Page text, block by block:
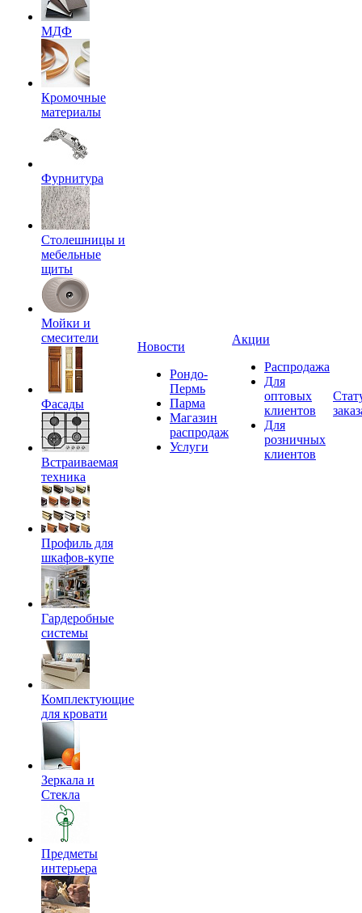
МДФ
Кромочные
материалы
Фурнитура
Столешницы и
мебельные
щиты
Мойки и
смесители
Фасады
Встраиваемая
техника
Профиль для
шкафов-купе
Гардеробные
системы
Комплектующие
для кровати
Зеркала и
Стекла
Предметы
интерьера
Новости
Рондо-
Пермь
Парма
Магазин
распродаж
Услуги
Акции
Распродажа
Для
оптовых
клиентов
Для
розничных
клиентов